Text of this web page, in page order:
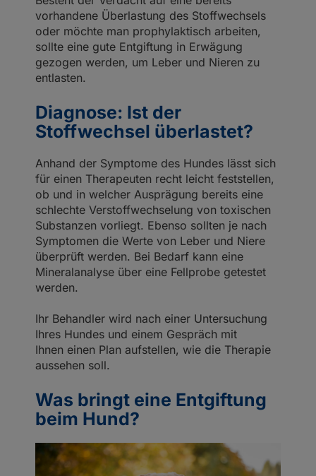
vorhandene Überlastung des Stoffwechsels
oder möchte man prophylaktisch arbeiten,
sollte eine gute Entgiftung in Erwägung
gezogen werden, um Leber und Nieren zu
entlasten.
Diagnose: Ist der
Stoffwechsel überlastet?
Anhand der Symptome des Hundes lässt sich
für einen Therapeuten recht leicht feststellen,
ob und in welcher Ausprägung bereits eine
schlechte Verstoffwechselung von toxischen
Substanzen vorliegt. Ebenso sollten je nach
Symptomen die Werte von Leber und Niere
überprüft werden. Bei Bedarf kann eine
Mineralanalyse über eine Fellprobe getestet
werden.
Ihr Behandler wird nach einer Untersuchung
Ihres Hundes und einem Gespräch mit
Ihnen einen Plan aufstellen, wie die Therapie
aussehen soll.
Was bringt eine Entgiftung
beim Hund?